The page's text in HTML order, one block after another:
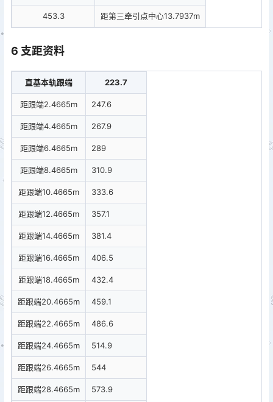
453.3 距第三牵引点中心13.7937m
6 支距资料
直基本轨跟端 223.7
距跟端2.4665m 247.6
距跟端4.4665m 267.9
距跟端6.4665m 289
距跟端8.4665m 310.9
距跟端10.4665m 333.6
距跟端12.4665m 357.1
距跟端14.4665m 381.4
距跟端16.4665m 406.5
距跟端18.4665m 432.4
距跟端20.4665m 459.1
距跟端22.4665m 486.6
距跟端24.4665m 514.9
距跟端26.4665m 544
距跟端28.4665m 573.9